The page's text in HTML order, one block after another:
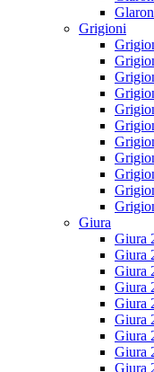
Grigioni
Giura
Giura
Giura
Giura
Giura
Giura
Giura
Giura
Giura
Giura